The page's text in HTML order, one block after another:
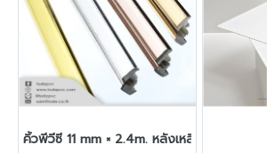
คิ้วพีวีซี 11 mm × 2.4m. หลังเหลี่ยม_WX